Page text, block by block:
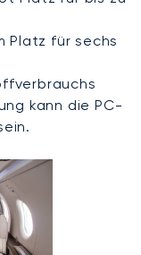
Platz für sechs
kann die PC-